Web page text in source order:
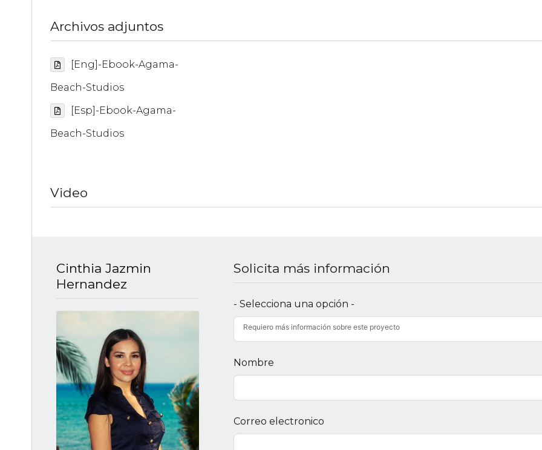
Archivos adjuntos
[Eng]-Ebook-Agama-
Beach-Studios
[Esp]-Ebook-Agama-
Beach-Studios
Video
Cinthia Jazmin
Hernandez
Solicita más información
- Selecciona una opción -
Requiero más información sobre este proyecto
Nombre
Correo electronico